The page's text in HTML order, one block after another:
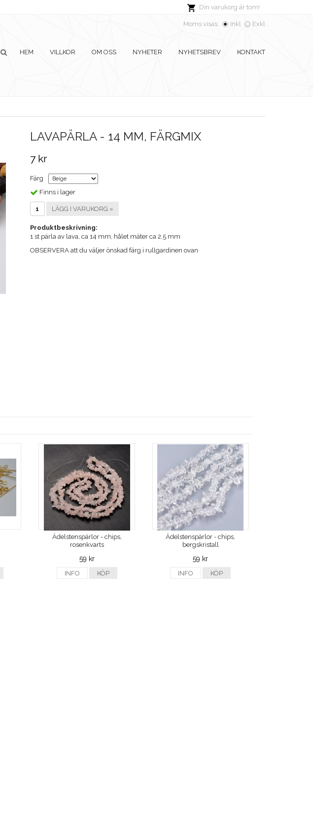
Din varukorg är tom!
Moms visas: Inkl Exkl
HEM VILLKOR OM OSS NYHETER NYHETSBREV KONTAKT
LAVAPÄRLA - 14 MM, FÄRGMIX
7 kr
Färg
Finns i lager
LÄGG I VARUKORG »
Produktbeskrivning:
1 st pärla av lava, ca 14 mm, hålet mäter ca 2,5 mm
OBSERVERA att du väljer önskad färg i rullgardinen ovan
Ädelstenspärlor - chips,
rosenkvarts
59 kr
INFO KÖP
Ädelstenspärlor - chips,
bergskristall
59 kr
INFO KÖP